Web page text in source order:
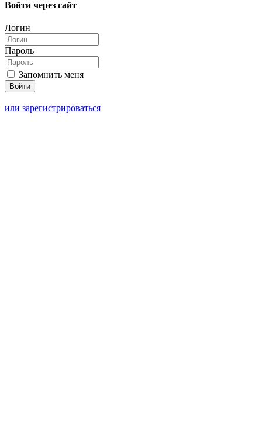
Войти через сайт
Логин
Пароль
Запомнить меня
или зарегистрироваться